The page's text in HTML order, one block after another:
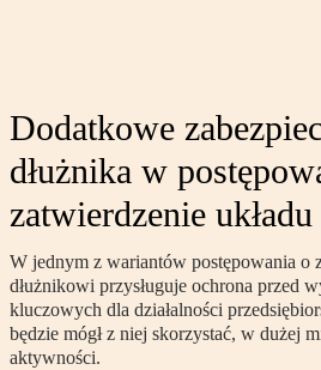
Dodatkowe
dłużnika w
zatwierdzenie układu
W jednym z wariantów postępowania o
dłużnikowi przysługuje ochrona przed
kluczowych dla działalności
będzie mógł z niej skorzystać, w dużej
aktywności.